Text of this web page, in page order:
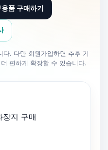
품 구매하기
다. 다만 회원가입하면 추후 기
편하게 확장할 수 있습니다.